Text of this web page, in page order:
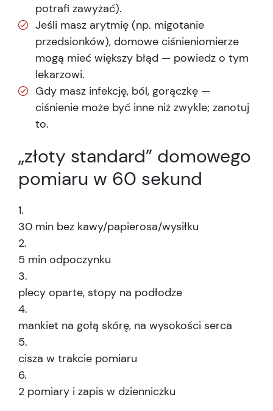
potrafi zawyżać).
Jeśli masz arytmię (np. migotanie
przedsionków), domowe ciśnieniomierze
mogą mieć większy błąd — powiedz o tym
lekarzowi.
Gdy masz infekcję, ból, gorączkę —
ciśnienie może być inne niż zwykle; zanotuj
to.
„złoty standard” domowego
pomiaru w 60 sekund
30 min bez kawy/papierosa/wysiłku
5 min odpoczynku
plecy oparte, stopy na podłodze
mankiet na gołą skórę, na wysokości serca
cisza w trakcie pomiaru
2 pomiary i zapis w dzienniczku